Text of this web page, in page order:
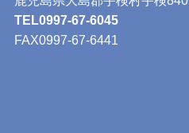
TEL0997-67-6045
FAX0997-67-6441